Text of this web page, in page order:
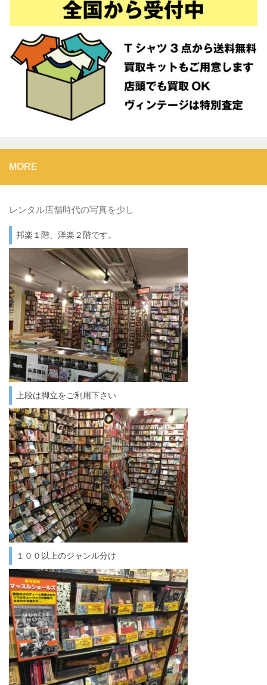
MORE
レンタル店舗時代の写真を少し
邦楽１階、洋楽２階です。
上段は脚立をご利用下さい
１００以上のジャンル分け